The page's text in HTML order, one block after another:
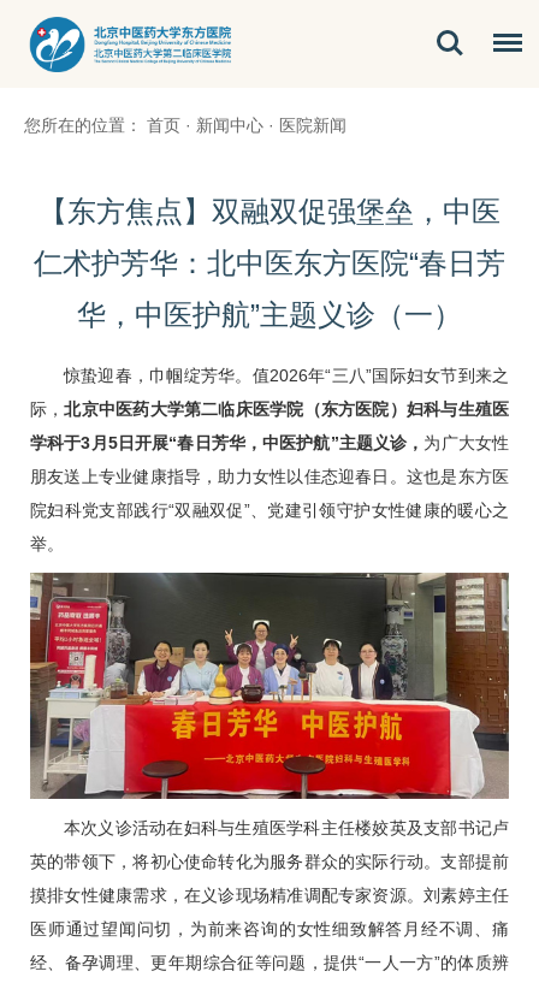
您所在的位置： 首页 · 新闻中心 · 医院新闻
【东方焦点】双融双促强堡垒，中医
仁术护芳华：北中医东方医院“春日芳
华，中医护航”主题义诊（一）
惊蛰迎春，巾帼绽芳华。值2026年“三八”国际妇女节到来之
际，北京中医药大学第二临床医学院（东方医院） 妇科与生殖医
学科于3月5日开展“春日芳华，中医护航”主题义诊， 为广大女性
朋友送上专业健康指导，助力女性以佳态迎春日。这也是东方医
院妇科党支部践行“双融双促”、党建引领守护女性健康的暖心之
举。
本次义诊活动在妇科与生殖医学科主任楼姣英及支部书记卢
英的带领下，将初心使命转化为服务群众的实际行动。支部提前
摸排女性健康需求，在义诊现场精准调配专家资源。刘素婷主任
医师通过望闻问切，为前来咨询的女性细致解答月经不调、痛
经、备孕调理、更年期综合征等问题，提供“一人一方”的体质辨